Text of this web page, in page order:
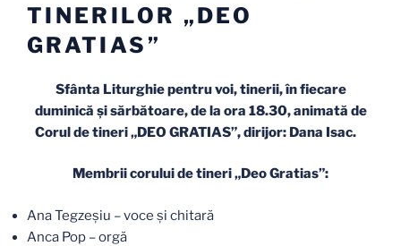
TINERILOR „DEO
GRATIAS”
Sfânta Liturghie pentru voi, tinerii, în fiecare
duminică şi sărbătoare, de la ora 18.30, animată de
Corul de tineri „DEO GRATIAS”, dirijor: Dana Isac.
Membrii corului de tineri „Deo Gratias”:
Ana Tegzeşiu – voce şi chitară
Anca Pop – orgă